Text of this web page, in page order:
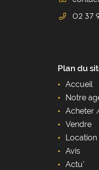
02 37
Plan du
Accueil
Notre
Acheter
Vendre
Avis
Actu'